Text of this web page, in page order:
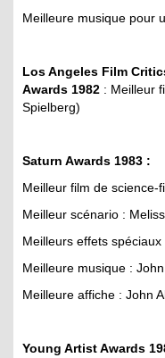
Meilleure musique pour
Los Angeles Film
Awards 1982 : Meilleur
Spielberg)
Saturn Awards 1983 :
Meilleur film de science-
Meilleur scénario :
Meilleurs effets
Meilleure musique :
Meilleure affiche : John
Young Artist Awards